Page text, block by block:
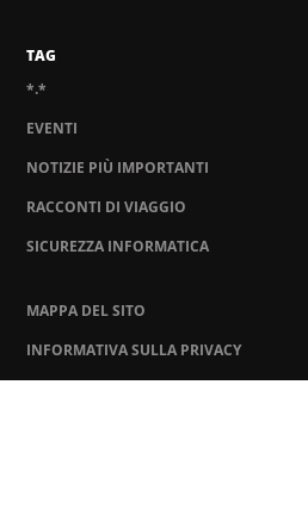
TAG
*.*
EVENTI
NOTIZIE PIÙ IMPORTANTI
RACCONTI DI VIAGGIO
SICUREZZA INFORMATICA
MAPPA DEL SITO
INFORMATIVA SULLA PRIVACY